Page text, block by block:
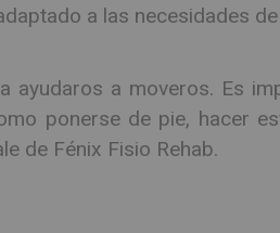
a las necesidades
ayudaros a moveros. Es
ponerse de pie, hacer
de Fénix Fisio Rehab.